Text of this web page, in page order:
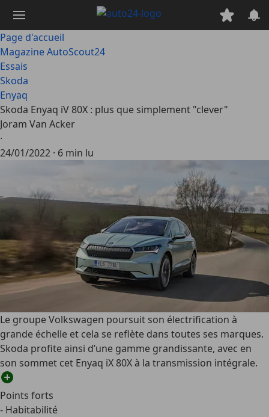
contenu
principal
Page d'accueil
Magazine AutoScout24
Essais
Skoda
Enyaq
Skoda Enyaq iV 80X : plus que simplement "clever"
Joram Van Acker
·
24/01/2022 · 6 min lu
Le groupe Volkswagen poursuit son électrification à
grande échelle et cela se reflète dans toutes ses marques.
Skoda profite ainsi d’une gamme grandissante, avec en
son sommet cet Enyaq iX 80X à la transmission intégrale.
Points forts
- Habitabilité